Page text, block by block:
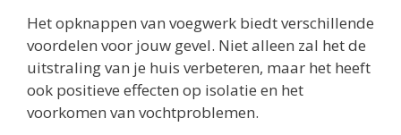
Het opknappen van voegwerk biedt verschillende
voordelen voor jouw gevel. Niet alleen zal het de
uitstraling van je huis verbeteren, maar het heeft
ook positieve effecten op isolatie en het
voorkomen van vochtproblemen.